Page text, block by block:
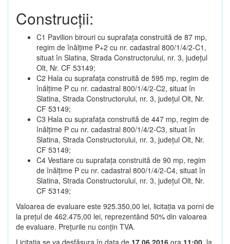
Construcții:
C1 Pavilion birouri cu suprafața construită de 87 mp,
regim de înălțime P+2 cu nr. cadastral 800/1/4/2-C1,
situat în Slatina, Strada Constructorului, nr. 3, județul
Olt, Nr. CF 53149;
C2 Hala cu suprafața construită de 595 mp, regim de
înălțime P cu nr. cadastral 800/1/4/2-C2, situat în
Slatina, Strada Constructorului, nr. 3, județul Olt, Nr.
CF 53149;
C3 Hala cu suprafața construită de 447 mp, regim de
înălțime P cu nr. cadastral 800/1/4/2-C3, situat în
Slatina, Strada Constructorului, nr. 3, județul Olt, Nr.
CF 53149;
C4 Vestiare cu suprafața construită de 90 mp, regim
de înălțime P cu nr. cadastral 800/1/4/2-C4, situat în
Slatina, Strada Constructorului, nr. 3, județul Olt, Nr.
CF 53149;
Valoarea de evaluare este 925.350,00 lei, licitația va porni de
la prețul de 462.475,00 lei, reprezentând 50% din valoarea
de evaluare. Prețurile nu conțin TVA.
Licitația se va desfășura în data de 17.06.2016 ora 11:00, la